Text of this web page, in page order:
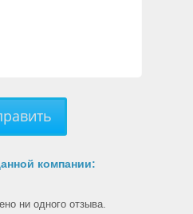
компании:
ни одного отзыва.